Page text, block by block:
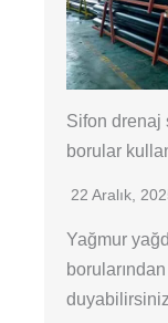
Sifon drenaj
borular
22 Aralık,
Yağmur